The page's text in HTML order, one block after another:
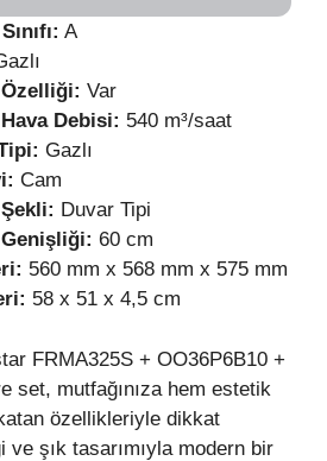
A
Özelliği: Var
Debisi: 540 m³/saat
Gazlı
Cam
Duvar Tipi
60 cm
560 mm x 568 mm x 575 mm
58 x 51 x 4,5 cm
FRMA325S + OO36P6B10 +
set, mutfağınıza hem estetik
özellikleriyle dikkat
şık tasarımıyla modern bir